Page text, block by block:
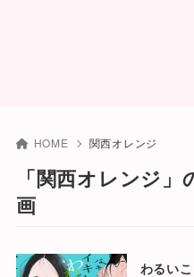
HOME 関西オレンジ
「関西オレンジ
画
わるい